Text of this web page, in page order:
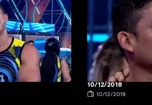
10/12/2018
10/12/2018